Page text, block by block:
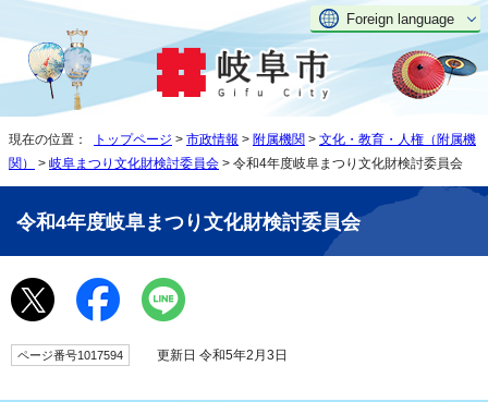
Foreign language
現在の位置： トップページ > 市政情報 > 附属機関 > 文化・教育・人権（附属機
関）
> 岐阜まつり文化財検討委員会 > 令和4年度岐阜まつり文化財検討委員会
令和4年度岐阜まつり文化財検討委員会
ページ番号1017594 更新日 令和5年2月3日